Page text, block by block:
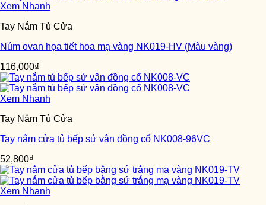
Xem Nhanh
Tay Nắm Tủ Cửa
Núm ovan họa tiết hoa mạ vàng NK019-HV (Màu vàng)
116,000₫
Xem Nhanh
Tay Nắm Tủ Cửa
Tay nắm cửa tủ bếp sứ vân đồng cổ NK008-96VC
52,800₫
Xem Nhanh